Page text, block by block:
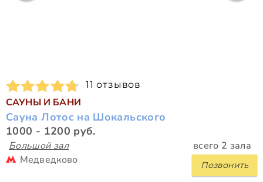
11 отзывов
САУНЫ И БАНИ
Сауна Лотос на Шокальского
1000 - 1200 руб.
Большой зал всего 2 зала
Позвонить
Медведково